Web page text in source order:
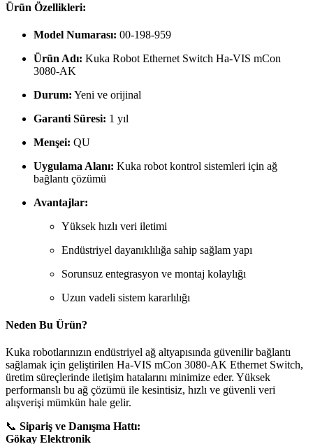
Ürün Özellikleri:
Model Numarası: 00-198-959
Ürün Adı: Kuka Robot Ethernet Switch Ha-VIS mCon
3080-AK
Durum: Yeni ve orijinal
Garanti Süresi: 1 yıl
Menşei: QU
Uygulama Alanı: Kuka robot kontrol sistemleri için ağ
bağlantı çözümü
Avantajlar:
Yüksek hızlı veri iletimi
Endüstriyel dayanıklılığa sahip sağlam yapı
Sorunsuz entegrasyon ve montaj kolaylığı
Uzun vadeli sistem kararlılığı
Neden Bu Ürün?
Kuka robotlarınızın endüstriyel ağ altyapısında güvenilir bağlantı
sağlamak için geliştirilen Ha-VIS mCon 3080-AK Ethernet Switch,
üretim süreçlerinde iletişim hatalarını minimize eder. Yüksek
performanslı bu ağ çözümü ile kesintisiz, hızlı ve güvenli veri
alışverişi mümkün hale gelir.
📞 Sipariş ve Danışma Hattı:
Gökay Elektronik